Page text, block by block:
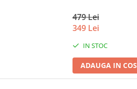
479 Lei
349 Lei
IN STOC
ADAUGA IN COS